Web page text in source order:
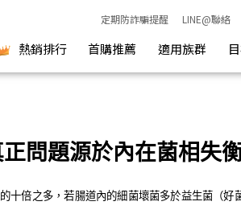
定期防詐騙提醒 LINE@聯絡
熱銷排行 首購推薦 適用族群
問題源於內在菌相失衡
十倍之多，若腸道內的細菌壞菌多於益生菌（好